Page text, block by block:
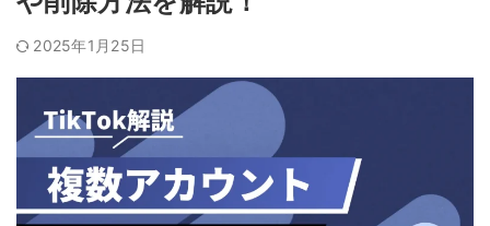
2025年1月25日